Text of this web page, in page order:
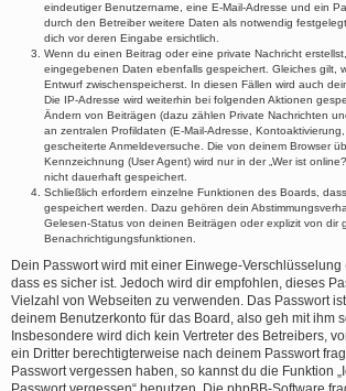
eindeutiger Benutzername, eine E-Mail-Adresse und ein
durch den Betreiber weitere Daten als notwendig
dich vor deren Eingabe ersichtlich.
Wenn du einen Beitrag oder eine private Nachricht
eingegebenen Daten ebenfalls gespeichert. Gleiches gilt,
Entwurf zwischenspeicherst. In diesen Fällen wird auch
Die IP-Adresse wird weiterhin bei folgenden Aktionen
Ändern von Beiträgen (dazu zählen Private Nachrichten
an zentralen Profildaten (E-Mail-Adresse,
gescheiterte Anmeldeversuche. Die von deinem Browser
Kennzeichnung (User Agent) wird nur in der „Wer ist
nicht dauerhaft gespeichert.
Schließlich erfordern einzelne Funktionen des Boards,
gespeichert werden. Dazu gehören dein
Gelesen-Status von deinen Beiträgen oder explizit von dir
Benachrichtigungsfunktionen.
Dein Passwort wird mit einer Einwege-
dass es sicher ist. Jedoch wird dir empfohlen, dieses
Vielzahl von Webseiten zu verwenden. Das Passwort
deinem Benutzerkonto für das Board, also geh mit ihm
Insbesondere wird dich kein Vertreter des Betreibers,
ein Dritter berechtigterweise nach deinem Passwort
Passwort vergessen haben, so kannst du die Funktion